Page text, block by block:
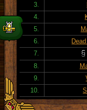
3.
4.
5.
6.
7.
8.
9.
10.